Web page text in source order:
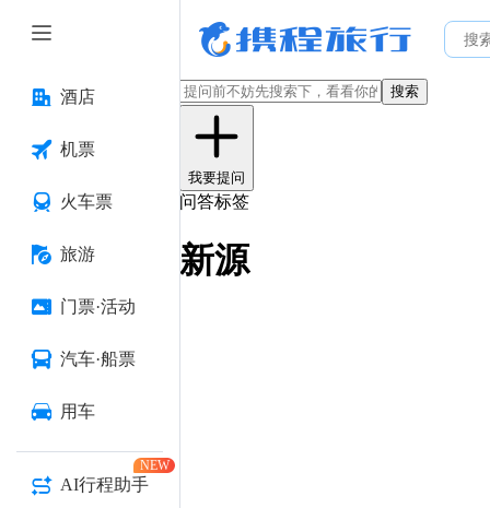
酒店
机票
火车票
旅游
门票·活动
汽车·船票
用车
AI行程助手
NEW
搜索
我要提问
问答标签
新源